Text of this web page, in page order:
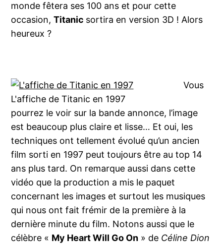
monde fêtera ses 100 ans et pour cette
occasion,Titanic sortira en version 3D ! Alors
heureux ?
L'affiche de Titanic en 1997
Vous
pourrez le voir sur la bande annonce, l’image
est beaucoup plus claire et lisse… Et oui, les
techniques ont tellement évolué qu’un ancien
film sorti en 1997 peut toujours être au top 14
ans plus tard. On remarque aussi dans cette
vidéo que la production a mis le paquet
concernant les images et surtout les musiques
qui nous ont fait frémir de la première à la
dernière minute du film. Notons aussi que le
célèbre « My Heart Will Go On » de Céline Dion